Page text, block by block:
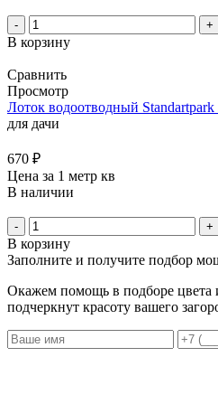
- +
В корзину
Сравнить
Просмотр
Лоток водоотводный
для дачи
670 ₽
Цена за 1 метр кв
В наличии
- +
В корзину
Заполните и получите подбор
Окажем помощь в подборе цвета
подчеркнут красоту вашего